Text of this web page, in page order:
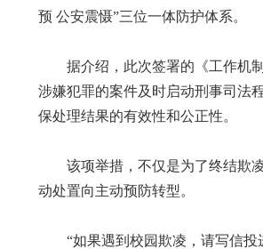
预 公安震慑”三位一体防护体系。
据介绍，此次签署的《工作机制
涉嫌犯罪的案件及时启动刑事司法
保处理结果的有效性和公正性。
该项举措，不仅是为了终结欺凌
动处置向主动预防转型。
“如果遇到校园欺凌，请写信投